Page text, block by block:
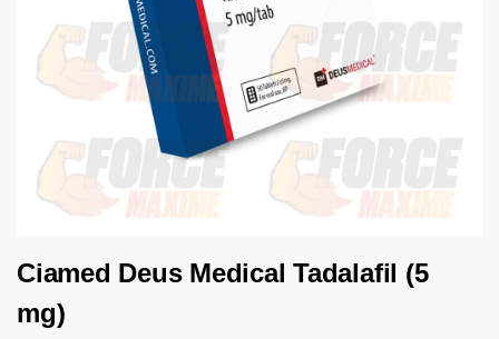
Ciamed Deus Medical Tadalafil (5
mg)